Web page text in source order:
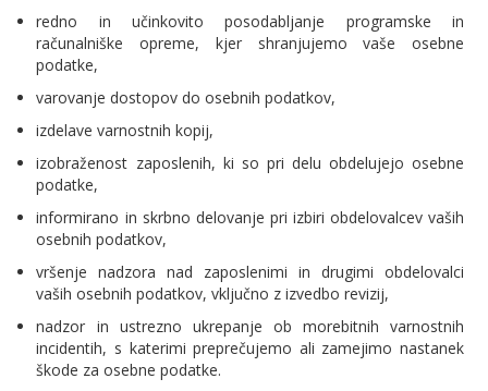
redno in učinkovito posodabljanje programske in
računalniške opreme, kjer shranjujemo vaše osebne
podatke,
varovanje dostopov do osebnih podatkov,
izdelave varnostnih kopij,
izobraženost zaposlenih, ki so pri delu obdelujejo osebne
podatke,
informirano in skrbno delovanje pri izbiri obdelovalcev vaših
osebnih podatkov,
vršenje nadzora nad zaposlenimi in drugimi obdelovalci
vaših osebnih podatkov, vključno z izvedbo revizij,
nadzor in ustrezno ukrepanje ob morebitnih varnostnih
incidentih, s katerimi preprečujemo ali zamejimo nastanek
škode za osebne podatke.